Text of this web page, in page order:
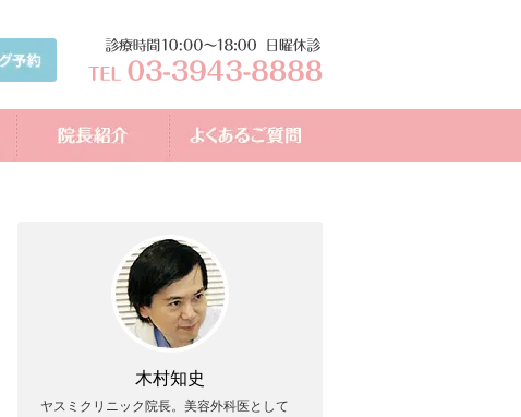
木村知史
ヤスミクリニック院長。美容外科医として